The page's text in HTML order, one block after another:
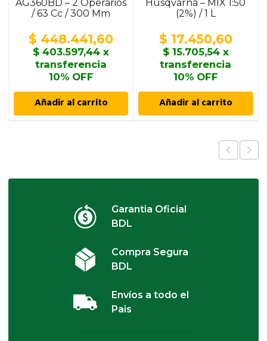
AG360BD – 2 Operarios
/ 63 Cc / 300 Mm
$ 448.441,60
$ 403.597,44 x
transferencia
10% OFF
Añadir al carrito
Husqvarna – MIX 1:50
(2%) / 1 L
$ 17.450,60
$15.705,54x
transferencia
10% OFF
Añadir al carrito
Garantia Oficial
BDL
Compra Segura
BDL
Envíos a todo el
Pais